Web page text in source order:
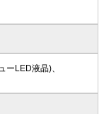
ーLED液晶)、